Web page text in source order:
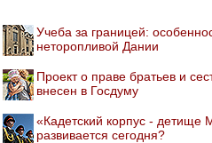
Учеба за границей:
неторопливой Дании
Проект о праве братьев и
внесен в Госдуму
«Кадетский корпус - детище
развивается сегодня?